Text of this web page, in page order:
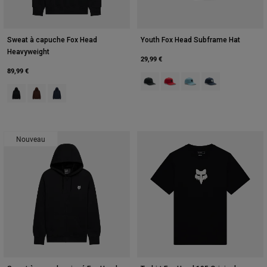
Sweat à capuche Fox Head
Heavyweight
89,99 €
Product swatch type of Noir.
Product swatch type of Café.
Product swatch type of Bleu minuit.
Youth Fox Head Subframe Hat
29,99 €
Product swatch type of Noir.
Product swatch type of
Product swatch type
Product swatch
Nouveau